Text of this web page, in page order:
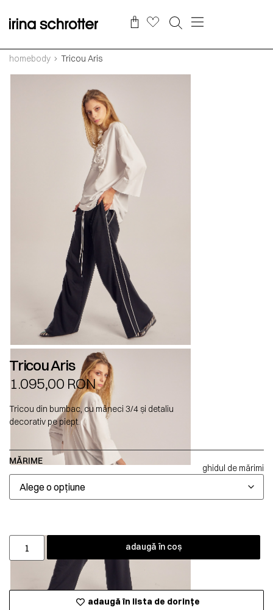
homebody Tricou Aris
Tricou Aris
1.095,00 RON
Tricou din bumbac, cu mâneci 3/4 și detaliu
decorativ pe piept.
MĂRIME
ghidul de mărimi
adaugă în coș
adaugă în lista de dorințe